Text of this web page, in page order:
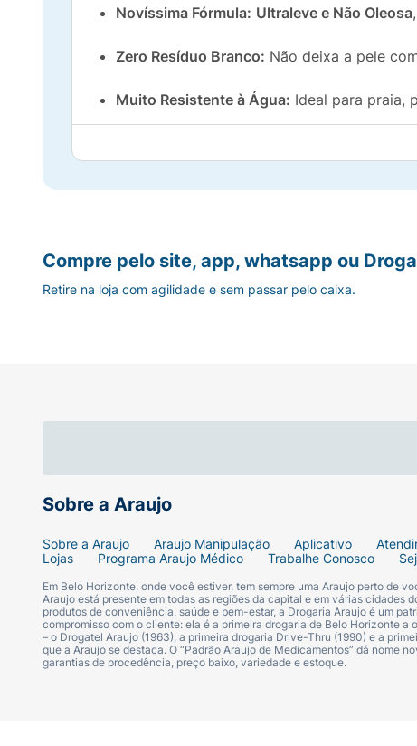
Novíssima Fórmula: Ultraleve e Não Oleosa
Zero Resíduo Branco: Não deixa a pele
Muito Resistente à Água: Ideal para praia,
Adquira seu Kit Cenoura & Bronze FPS 50e
Sobre a Araujo
Sobre a Araujo Araujo Manipulação Aplicativo
Lojas
Programa Araujo Médico Trabalhe Conosco
Em Belo Horizonte, onde você estiver, tem sempre uma Araujo perto de
Araujo está presente em todas as regiões da capital e em várias cidades
produtos de conveniência, saúde e bem-estar, a Drogaria Araujo é um
compromisso com o cliente: ela é a primeira drogaria de Belo Horizonte
– o Drogatel Araujo (1963), a primeira drogaria Drive-Thru (1990) e a
que a Araujo se destaca. O “Padrão Araujo de Medicamentos” dá nome
garantias de procedência, preço baixo, variedade e estoque.
Compre pelo site, app, whatsapp ou
Retire na loja com agilidade e sem passar pelo caixa.